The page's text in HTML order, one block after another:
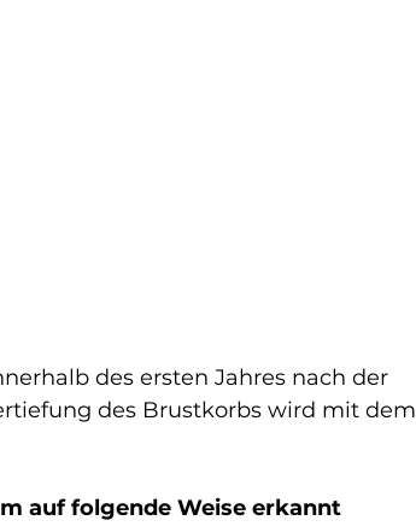
des ersten Jahres nach der
des Brustkorbs wird mit dem
auf folgende Weise erkannt